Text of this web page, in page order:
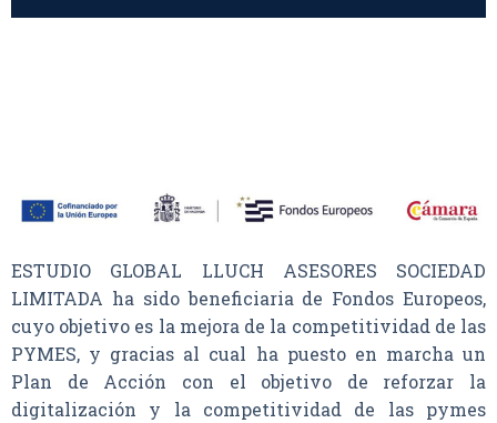
ESTUDIO GLOBAL LLUCH ASESORES SOCIEDAD
LIMITADA ha sido beneficiaria de Fondos Europeos,
cuyo objetivo es la mejora de la competitividad de las
PYMES, y gracias al cual ha puesto en marcha un
Plan de Acción con el objetivo de reforzar la
digitalización y la competitividad de las pymes